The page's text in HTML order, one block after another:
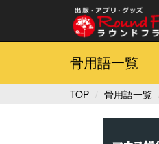
骨用語一覧
TOP 骨用語一覧